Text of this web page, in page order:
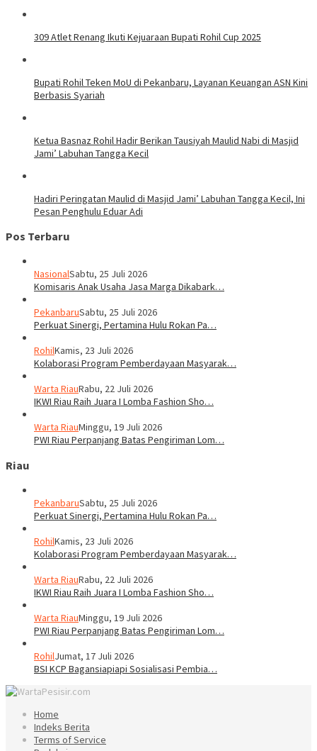
309 Atlet Renang Ikuti Kejuaraan Bupati Rohil Cup 2025
Bupati Rohil Teken MoU di Pekanbaru, Layanan Keuangan ASN Kini
Berbasis Syariah
Ketua Basnaz Rohil Hadir Berikan Tausiyah Maulid Nabi di Masjid
Jami’ Labuhan Tangga Kecil
Hadiri Peringatan Maulid di Masjid Jami’ Labuhan Tangga Kecil, Ini
Pesan Penghulu Eduar Adi
Pos Terbaru
NasionalSabtu, 25 Juli 2026
Komisaris Anak Usaha Jasa Marga Dikabark…
PekanbaruSabtu, 25 Juli 2026
Perkuat Sinergi, Pertamina Hulu Rokan Pa…
RohilKamis, 23 Juli 2026
Kolaborasi Program Pemberdayaan Masyarak…
Warta RiauRabu, 22 Juli 2026
IKWI Riau Raih Juara I Lomba Fashion Sho…
Warta RiauMinggu, 19 Juli 2026
PWI Riau Perpanjang Batas Pengiriman Lom…
Riau
PekanbaruSabtu, 25 Juli 2026
Perkuat Sinergi, Pertamina Hulu Rokan Pa…
RohilKamis, 23 Juli 2026
Kolaborasi Program Pemberdayaan Masyarak…
Warta RiauRabu, 22 Juli 2026
IKWI Riau Raih Juara I Lomba Fashion Sho…
Warta RiauMinggu, 19 Juli 2026
PWI Riau Perpanjang Batas Pengiriman Lom…
RohilJumat, 17 Juli 2026
BSI KCP Bagansiapiapi Sosialisasi Pembia…
Home
Indeks Berita
Terms of Service